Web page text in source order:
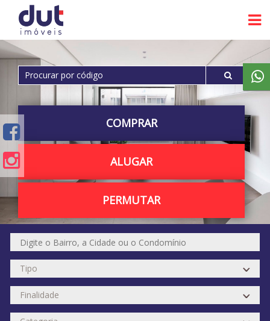
COMPRAR
ALUGAR
PERMUTAR